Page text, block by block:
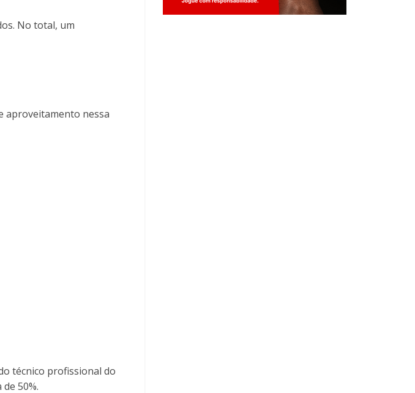
No total, um
aproveitamento nessa
técnico profissional do
50%.
Jogue com responsabilidade. 18+